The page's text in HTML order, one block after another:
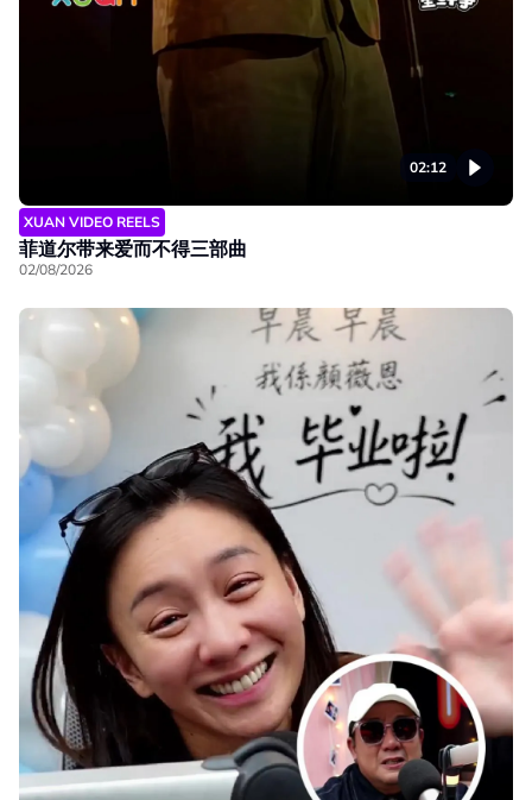
02:12
XUAN VIDEO REELS
菲道尔带来爱而不得三部曲
02/08/2026